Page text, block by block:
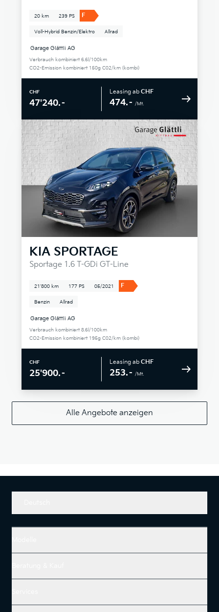
20 km 239 PS F
Voll-Hybrid Benzin/Elektro Allrad
Garage Glättli AG
Verbrauch kombiniert 6.6l/100km
CO2-Emission kombiniert 150g C02/km (kombi)
CHF
47'240.–
Leasing ab CHF
474.– /Mt.
KIA SPORTAGE
Sportage 1.6 T-GDi GT-Line
21'800 km 177 PS 05/2021 F
Benzin Allrad
Garage Glättli AG
Verbrauch kombiniert 8.6l/100km
CO2-Emission kombiniert 195g C02/km (kombi)
CHF
25'900.–
Leasing ab CHF
253.– /Mt.
Alle Angebote anzeigen